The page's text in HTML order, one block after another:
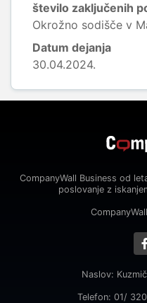
število zaključenih
Okrožno sodišče v
Datum dejanja
30.04.2024.
CompanyWall Business od
poslovanje z
Naslov:
Telefon: 01/